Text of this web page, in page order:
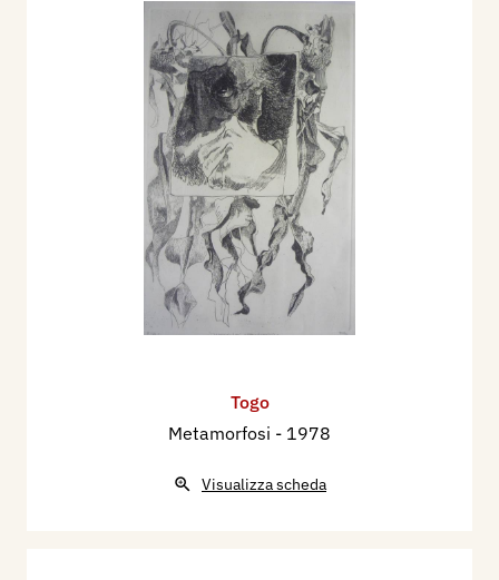
Togo
Metamorfosi - 1978
Visualizza scheda